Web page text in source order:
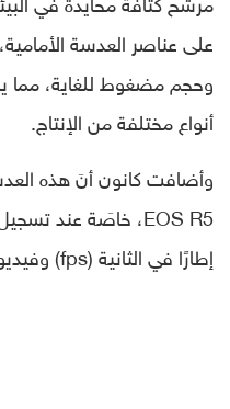
على عناصر العدسة
وحجم مضغوط للغاية،
أنواع مختلفة من الإنتاج.
وأضافت كانون أنَ هذه
إطارًا في الثانية (fps) وفيديو 4K بمعدل 60 إطارًا في الثانية.